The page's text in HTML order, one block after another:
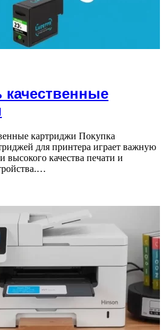
качественные
картриджи Покупка
для принтера играет важную
высокого качества печати и